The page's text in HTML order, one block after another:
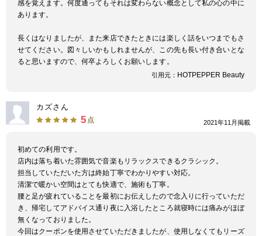
感を覚えます。何度通ってもそれは変わらない概念として私の心の中に
あります。
長くはなりましたが、また来店できたときには楽しく話をいつまでもさ
せてください。図々しいかもしれませんが、この先も長い付き合いとな
ると思いますので、何卒よろしくお願いします。
引用元： HOTPEPPER Beauty
カズさん
5 点 2021年11月掲載
初めての利用です。
店内は落ち着いた雰囲気で音楽もリラックスできるクラシック。
担当していただいた方は終始丁寧でわかりやすい対応。
清潔で暖かい空間はとても快適で、施術も丁寧。
腰と足が疲れていることを最初にお伝えしたので念入りに行っていただ
き、帰宅してアドバイス通り夜に入浴したところ就寝時には痛みがほぼ
無くなっておりました。
今回はクーポンを使用させていただきましたが、使用しなくてもリーズ